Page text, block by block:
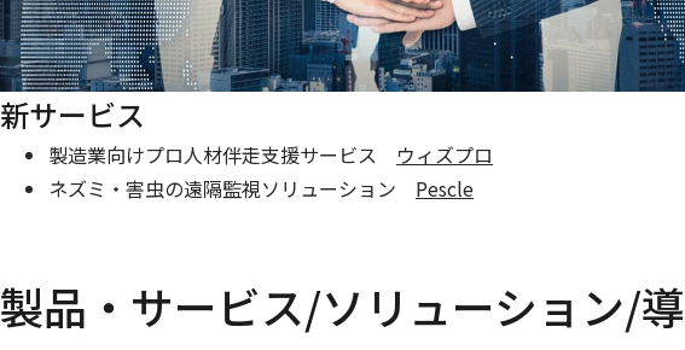
新サービス
製造業向けプロ人材伴走支援サービス ウィズプロ
ネズミ・害虫の遠隔監視ソリューション Pescle
製品・サービス/ソリューション/